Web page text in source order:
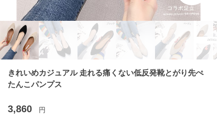
きれいめカジュアル 走れる痛くない低反発靴とがり先ぺ
たんこパンプス
3,860 円